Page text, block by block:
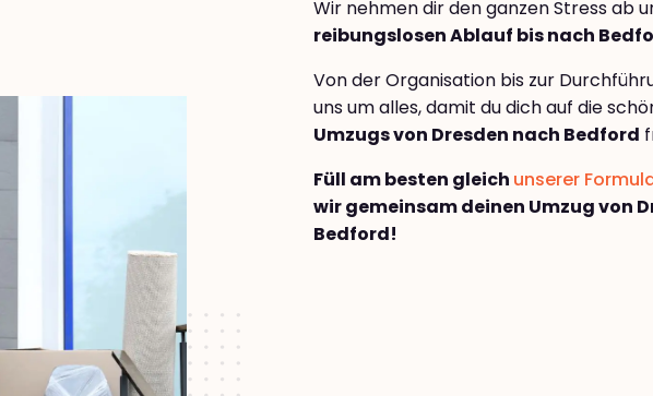
Wir nehmen dir den ganzen Stress ab
reibungslosen Ablauf bis nach
Von der Organisation bis zur
uns um alles, damit du dich auf die
Umzugs von Dresden nach Bedford
Füll am besten gleich unserer
wir gemeinsam deinen Umzug von
Bedford!